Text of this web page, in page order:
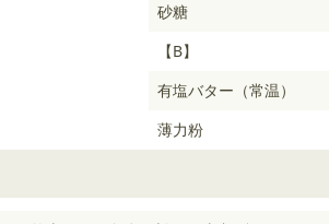
砂糖
【B】
有塩バター（常温）
薄力粉